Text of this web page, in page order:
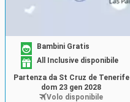
Bambini Gratis
All Inclusive disponibile
Partenza da St Cruz de Tenerife
dom 23 gen 2028
Volo disponibile